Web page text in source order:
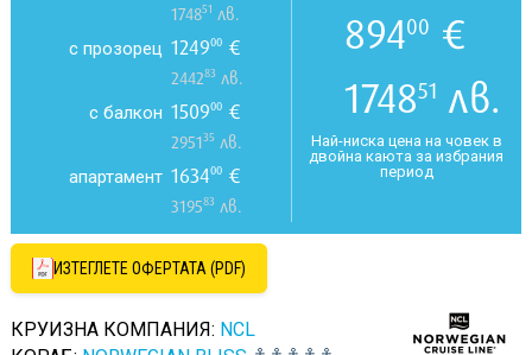
174851 лв.
с прозорец 124900€
244283 лв.
с балкон 150900€
295135 лв.
апартамент 163400€
319583 лв.
89400 €
174851 лв.
Най-ниска цена на човек в
двойна каюта за избрания
период
ИЗТЕГЛЕТЕ ОФЕРТАТА (PDF)
КРУИЗНА КОМПАНИЯ: NCL